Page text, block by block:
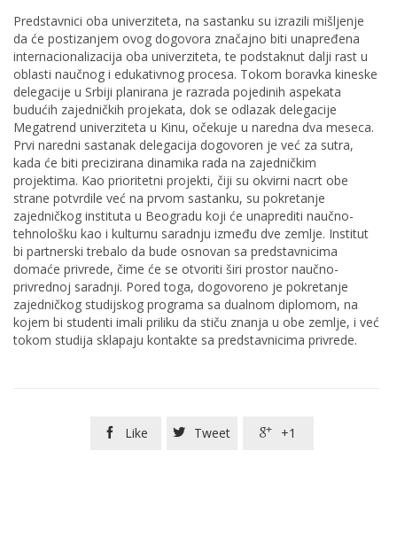
Predstavnici oba univerziteta, na sastanku su izrazili mišljenje
da će postizanjem ovog dogovora značajno biti unapređena
internacionalizacija oba univerziteta, te podstaknut dalji rast u
oblasti naučnog i edukativnog procesa. Tokom boravka kineske
delegacije u Srbiji planirana je razrada pojedinih aspekata
budućih zajedničkih projekata, dok se odlazak delegacije
Megatrend univerziteta u Kinu, očekuje u naredna dva meseca.
Prvi naredni sastanak delegacija dogovoren je već za sutra,
kada će biti precizirana dinamika rada na zajedničkim
projektima. Kao prioritetni projekti, čiji su okvirni nacrt obe
strane potvrdile već na prvom sastanku, su pokretanje
zajedničkog instituta u Beogradu koji će unaprediti naučno-
tehnološku kao i kulturnu saradnju između dve zemlje. Institut
bi partnerski trebalo da bude osnovan sa predstavnicima
domaće privrede, čime će se otvoriti širi prostor naučno-
privrednoj saradnji. Pored toga, dogovoreno je pokretanje
zajedničkog studijskog programa sa dualnom diplomom, na
kojem bi studenti imali priliku da stiču znanja u obe zemlje, i već
tokom studija sklapaju kontakte sa predstavnicima privrede.
 Like  Tweet  +1